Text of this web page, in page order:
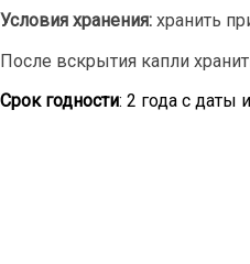
Условия хранения: хранить
После вскрытия капли
Срок годности: 2 года с даты